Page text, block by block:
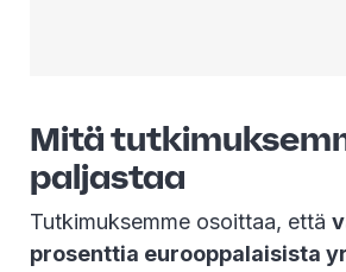
Mitä
paljastaa
Tutkimuksemme osoittaa, että
prosenttia eurooppalaisista